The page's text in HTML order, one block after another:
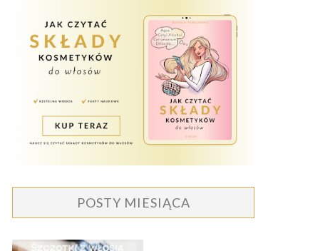
POSTY MIESIĄCA